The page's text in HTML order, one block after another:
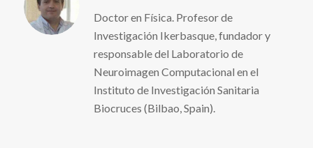
Doctor en Física. Profesor de
Investigación Ikerbasque, fundador y
responsable del Laboratorio de
Neuroimagen Computacional en el
Instituto de Investigación Sanitaria
Biocruces (Bilbao, Spain).